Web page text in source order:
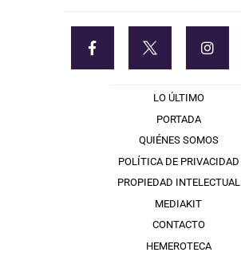
LO ÚLTIMO
PORTADA
QUIÉNES SOMOS
POLÍTICA DE PRIVACIDAD
PROPIEDAD INTELECTUAL
MEDIAKIT
CONTACTO
HEMEROTECA